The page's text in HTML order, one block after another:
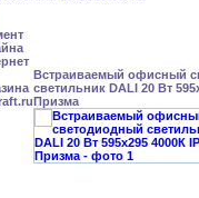
Встраиваемый офисный
светильник DALI 20 Вт
Призма